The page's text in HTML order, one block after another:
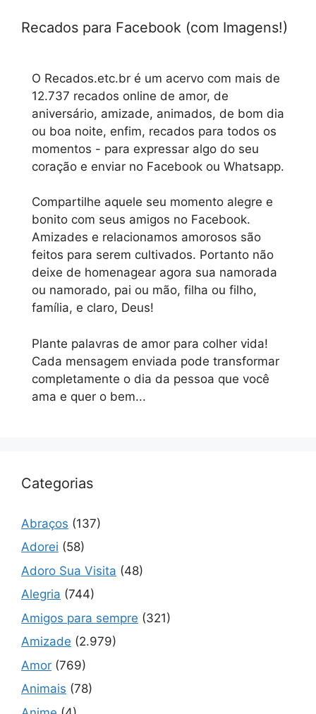
Recados para Facebook (com Imagens!)
O Recados.etc.br é um acervo com mais de
12.737 recados online de amor, de
aniversário, amizade, animados, de bom dia
ou boa noite, enfim, recados para todos os
momentos - para expressar algo do seu
coração e enviar no Facebook ou Whatsapp.
Compartilhe aquele seu momento alegre e
bonito com seus amigos no Facebook.
Amizades e relacionamos amorosos são
feitos para serem cultivados. Portanto não
deixe de homenagear agora sua namorada
ou namorado, pai ou mão, filha ou filho,
família, e claro, Deus!
Plante palavras de amor para colher vida!
Cada mensagem enviada pode transformar
completamente o dia da pessoa que você
ama e quer o bem...
Categorias
Abraços (137)
Adorei (58)
Adoro Sua Visita (48)
Alegria (744)
Amigos para sempre (321)
Amizade (2.979)
Amor (769)
Animais (78)